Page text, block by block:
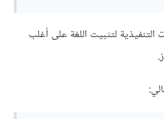
لتثبيت اللغة على أغلب